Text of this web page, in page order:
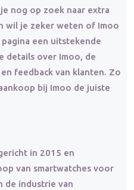
nog op zoek naar extra
wil je zeker weten of Imoo
een uitstekende
details over Imoo, de
feedback van klanten. Zo
bij Imoo de juiste
in 2015 en
van smartwatches voor
de industrie van